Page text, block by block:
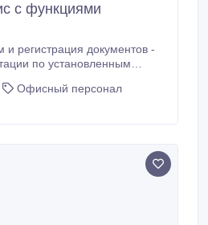
с функциями
документов -
по установленным
о проделанном объеме
пользователь ПК -
коммуникабельность
карьерного роста -
коллективе - за
Офисный персонал